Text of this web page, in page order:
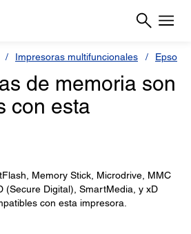
Impresoras multifuncionales Epson
de memoria son
con esta
Memory Stick, Microdrive, MMC
(Secure Digital), SmartMedia, y xD
con esta impresora.